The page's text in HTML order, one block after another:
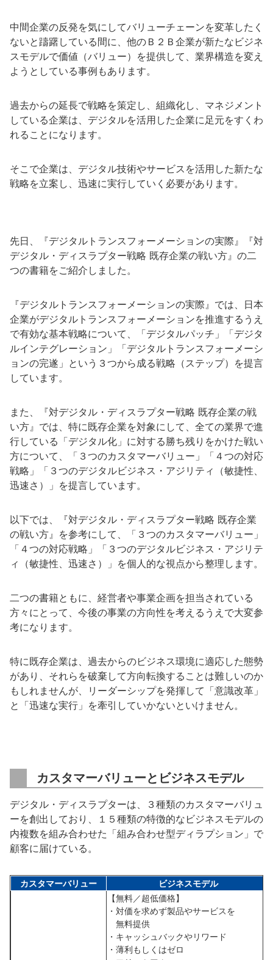
中間企業の反発を気にしてバリューチェーンを変革したく
ないと躊躇している間に、他のＢ２Ｂ企業が新たなビジネ
スモデルで価値（バリュー）を提供して、業界構造を変え
ようとしている事例もあります。
過去からの延長で戦略を策定し、組織化し、マネジメント
している企業は、デジタルを活用した企業に足元をすくわ
れることになります。
そこで企業は、デジタル技術やサービスを活用した新たな
戦略を立案し、迅速に実行していく必要があります。
先日、『デジタルトランスフォーメーションの実際』『対
デジタル・ディスラプター戦略 既存企業の戦い方』の二
つの書籍をご紹介しました。
『デジタルトランスフォーメーションの実際』では、日本
企業がデジタルトランスフォーメーションを推進するうえ
で有効な基本戦略について、「デジタルパッチ」「デジタ
ルインテグレーション」「デジタルトランスフォーメーシ
ョンの完遂」という３つから成る戦略（ステップ）を提言
しています。
また、『対デジタル・ディスラプター戦略 既存企業の戦
い方』では、特に既存企業を対象にして、全ての業界で進
行している「デジタル化」に対する勝ち残りをかけた戦い
方について、「３つのカスタマーバリュー」「４つの対応
戦略」「３つのデジタルビジネス・アジリティ（敏捷性、
迅速さ）」を提言しています。
以下では、『対デジタル・ディスラプター戦略 既存企業
の戦い方』を参考にして、「３つのカスタマーバリュー」
「４つの対応戦略」「３つのデジタルビジネス・アジリテ
ィ（敏捷性、迅速さ）」を個人的な視点から整理します。
二つの書籍ともに、経営者や事業企画を担当されている
方々にとって、今後の事業の方向性を考えるうえで大変参
考になります。
特に既存企業は、過去からのビジネス環境に適応した態勢
があり、それらを破棄して方向転換することは難しいのか
もしれませんが、リーダーシップを発揮して「意識改革」
と「迅速な実行」を牽引していかないといけません。
カスタマーバリューとビジネスモデル
デジタル・ディスラプターは、３種類のカスタマーバリュ
ーを創出しており、１５種類の特徴的なビジネスモデルの
内複数を組み合わせた「組み合わせ型ディラプション」で
顧客に届けている。
カスタマーバリュー
ビジネスモデル
【無料／超低価格】
・対価を求めず製品やサービスを
無料提供
・キャッシュバックやリワード
・薄利もしくはゼロ